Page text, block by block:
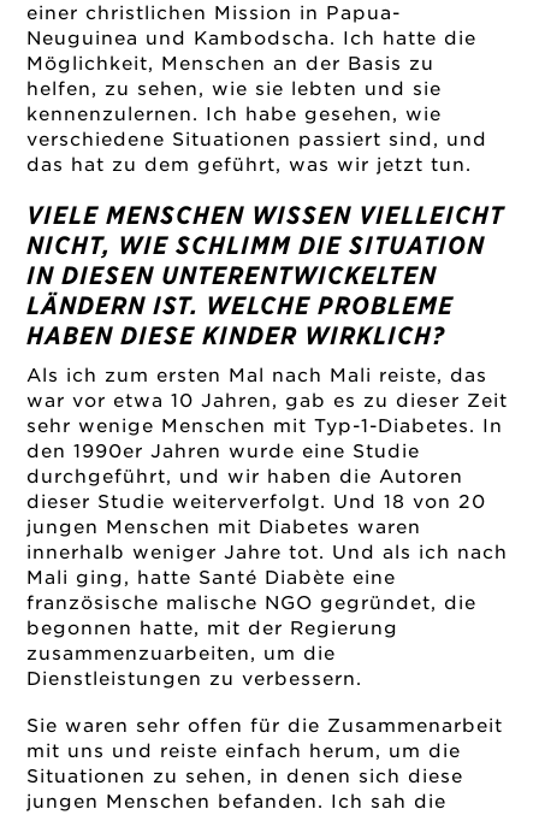
einer christlichen Mission in Papua-
Neuguinea und Kambodscha. Ich hatte die
Möglichkeit, Menschen an der Basis zu
helfen, zu sehen, wie sie lebten und sie
kennenzulernen. Ich habe gesehen, wie
verschiedene Situationen passiert sind, und
das hat zu dem geführt, was wir jetzt tun.
VIELE MENSCHEN WISSEN VIELLEICHT
NICHT, WIE SCHLIMM DIE SITUATION
IN DIESEN UNTERENTWICKELTEN
LÄNDERN IST. WELCHE PROBLEME
HABEN DIESE KINDER WIRKLICH?
Als ich zum ersten Mal nach Mali reiste, das
war vor etwa 10 Jahren, gab es zu dieser Zeit
sehr wenige Menschen mit Typ-1-Diabetes. In
den 1990er Jahren wurde eine Studie
durchgeführt, und wir haben die Autoren
dieser Studie weiterverfolgt. Und 18 von 20
jungen Menschen mit Diabetes waren
innerhalb weniger Jahre tot. Und als ich nach
Mali ging, hatte Santé Diabète eine
französische malische NGO gegründet, die
begonnen hatte, mit der Regierung
zusammenzuarbeiten, um die
Dienstleistungen zu verbessern.
Sie waren sehr offen für die Zusammenarbeit
mit uns und reiste einfach herum, um die
Situationen zu sehen, in denen sich diese
jungen Menschen befanden. Ich sah die